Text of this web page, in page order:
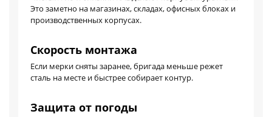
Это заметно на магазинах, складах, офисных блоках и
производственных корпусах.
Скорость монтажа
Если мерки сняты заранее, бригада меньше режет
сталь на месте и быстрее собирает контур.
Защита от погоды